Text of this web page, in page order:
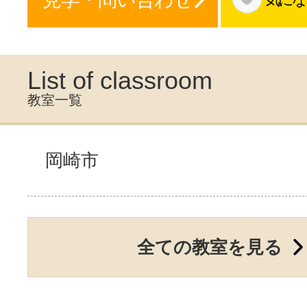
特集をみる
掲載のお問
サイトマッ
List of classroom
教室一覧
岡崎市
全ての教室を見る